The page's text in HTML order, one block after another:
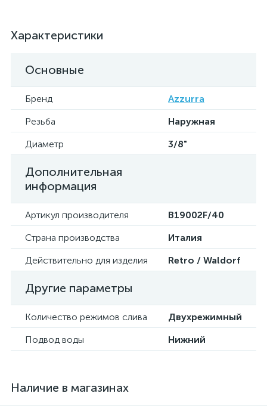
Характеристики
Основные
Бренд
Azzurra
Резьба
Наружная
Диаметр
3/8"
Дополнительная
информация
Артикул производителя
B19002F/40
Страна производства
Италия
Действительно для изделия
Retro / Waldorf
Другие параметры
Количество режимов слива
Двухрежимный
Подвод воды
Нижний
Наличие в магазинах